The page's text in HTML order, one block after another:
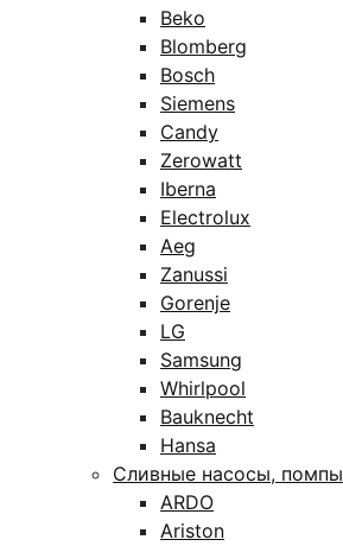
Beko
Blomberg
Bosch
Siemens
Candy
Zerowatt
Iberna
Electrolux
Aeg
Zanussi
Gorenje
LG
Samsung
Whirlpool
Bauknecht
Hansa
Сливные насосы, помпы
ARDO
Ariston